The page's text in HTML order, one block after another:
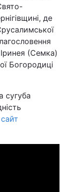
де
(Семка)
Богородиці
сугуба
сайт